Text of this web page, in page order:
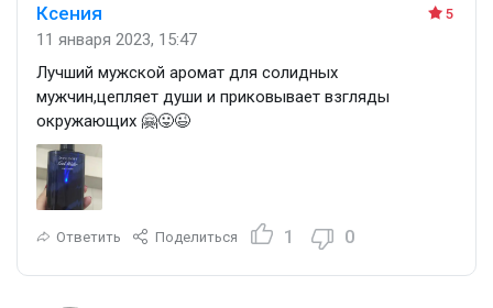
5
Ксения
11 января 2023, 15:47
Лучший мужской аромат для солидных
мужчин,цепляет души и приковывает взгляды
окружающих 🤗😛😉
Ответить Поделиться 1 0